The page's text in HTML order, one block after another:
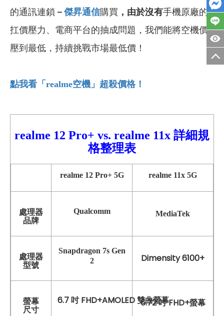
的通訊連鎖 － 傑昇通信購買 ，由於沒有手機原廠的
扛價壓力、電商平台的抽成問題，我們能將空機價
壓到最低，持續挑戰市場最低價！
點我看「realme空機」超殺價格！
realme 12 Pro+ vs. realme 11x 詳細規
格整理表
realme 12 Pro+5G realme 11x 5G
處理器
品牌
Qualcomm MediaTek
處理器
型號
Snapdragon 7s Gen
2
Dimensity 6100+
螢幕
尺寸
6.7 吋 FHD+AMOLED 雙曲螢幕6.72 吋 FHD+螢幕